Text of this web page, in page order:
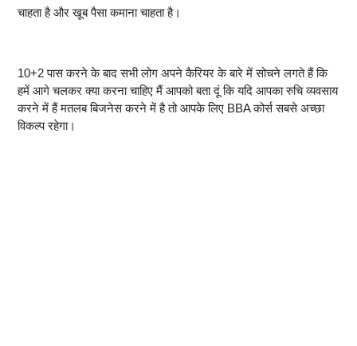
चाहता है और खूब पैसा कमाना चाहता है।
10+2 पास करने के बाद सभी लोग अपने कैरियर के बारे में सोचने लगते हैं कि
हमें आगे चलकर क्या करना चाहिए मैं आपको बता दूं कि यदि आपका रुचि व्यवसाय
करने में हैं मतलब बिजनेस करने में है तो आपके लिए BBA कोर्स सबसे अच्छा
विकल्प रहेगा।